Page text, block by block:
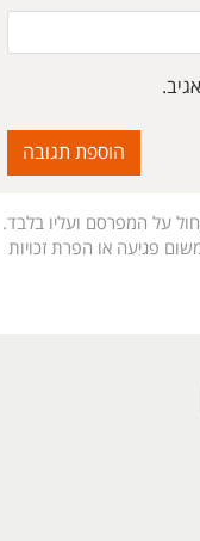
על המפרסם ועליו בלבד.
פגיעה או הפרת זכויות